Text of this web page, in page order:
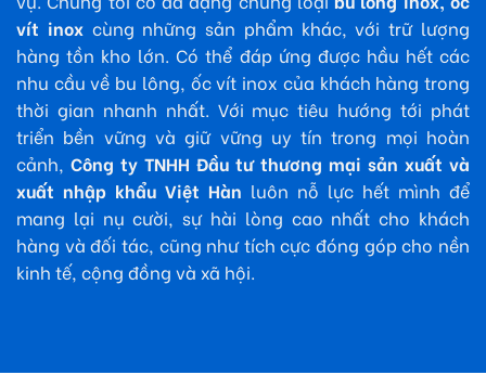
vụ. Chúng tôi có đa dạng chủng loại
bu lông inox, ốc
vít inox cùng những sản phẩm khác, với trữ lượng
hàng tồn kho lớn. Có thể đáp ứng được hầu hết các
nhu cầu về bu lông, ốc vít inox của khách hàng trong
thời gian nhanh nhất. Với mục tiêu hướng tới phát
triển bền vững và giữ vững uy tín trong mọi hoàn
cảnh, Công ty TNHH Đầu tư thương mại sản xuất và
xuất nhập khẩu Việt Hàn luôn nỗ lực hết mình để
mang lại nụ cười, sự hài lòng cao nhất cho khách
hàng và đối tác, cũng như tích cực đóng góp cho nền
kinh tế, cộng đồng và xã hội.